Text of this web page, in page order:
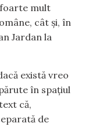
mult
cât și, în
Jardan la
există vreo
în spațiul
că,
de